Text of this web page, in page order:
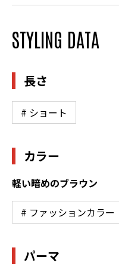
STYLING DATA
長さ
# ショート
カラー
軽い暗めのブラウン
# ファッションカラー
パーマ